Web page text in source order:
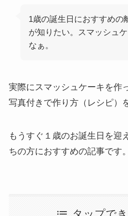
1歳の誕生日におすすめの
が知りたい。スマッシュ
なぁ。
実際にスマッシュケーキを作
写真付きで作り方（レシピ）
もうすぐ１歳のお誕生日を迎
ちの方におすすめの記事です。